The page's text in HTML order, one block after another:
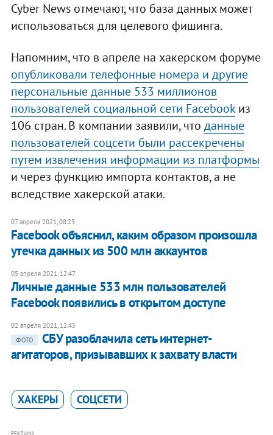
Cyber News отмечают, что база данных может
использоваться для целевого фишинга.
Напомним, что в апреле на хакерском форуме
опубликовали телефонные номера и другие
персональные данные 533 миллионов
пользователей социальной сети Facebookиз
106 стран. В компании заявили, что данные
пользователей соцсети были рассекречены
путем извлечения информации из платформы
и через функцию импорта контактов, а не
вследствие хакерской атаки.
07 апреля 2021, 08:23
Facebook объяснил, каким образом произошла
утечка данных из 500 млн аккаунтов
05 апреля 2021, 12:47
Личные данные 533 млн пользователей
Facebook появились в открытом доступе
02 апреля 2021, 12:45
ФОТО
СБУ разоблачила сеть интернет-
агитаторов, призывавших к захвату власти
ХАКЕРЫ СОЦСЕТИ
РЕКЛАМА